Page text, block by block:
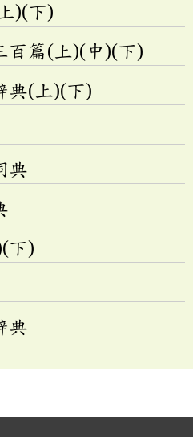
)(下)
百篇(上)(中)(下)
典(上)(下)
典
下)
典